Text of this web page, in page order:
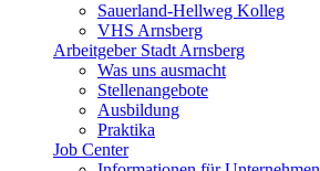
Sauerland-Hellweg Kolleg
VHS Arnsberg
Arbeitgeber Stadt Arnsberg
Was uns ausmacht
Stellenangebote
Ausbildung
Praktika
Job Center